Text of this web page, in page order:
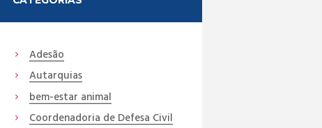
Adesão
Autarquias
bem-estar animal
Coordenadoria de Defesa Civil